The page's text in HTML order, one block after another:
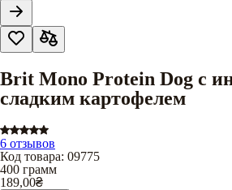
Brit Mono Protein Dog с
сладким картофелем
6 отзывов
Код товара: 09775
400 грамм
189,00₴